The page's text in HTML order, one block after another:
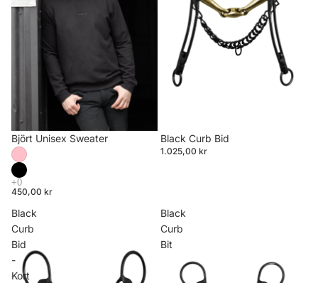
Björt Unisex Sweater
450,00 kr
Black Curb Bid
1.025,00 kr
Black
Curb
Bid
-
Kort
Black
Curb
Bit